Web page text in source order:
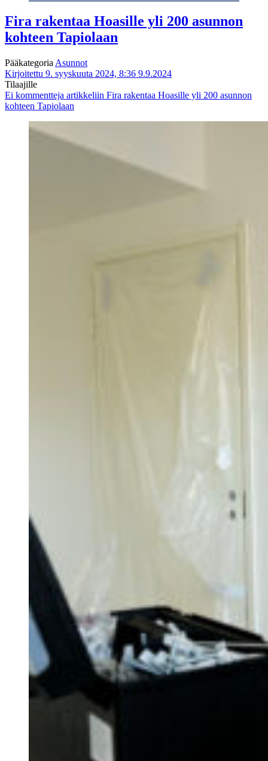
Fira rakentaa Hoasille yli 200 asunnon
kohteen Tapiolaan
Pääkategoria Asunnot
Kirjoitettu 9. syyskuuta 2024, 8:36 9.9.2024
Tilaajille
Ei kommentteja artikkeliin Fira rakentaa Hoasille yli 200 asunnon
kohteen Tapiolaan